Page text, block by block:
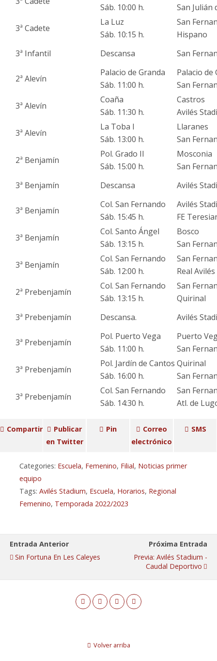
Sáb. 10:00 h.
San Julián
3ª Cadete
La Luz
Sáb. 10:15 h.
San
Hispano
3ª Infantil
Descansa San
2ª Alevín
Palacio de Granda
Sáb. 11:00 h.
Palacio de
San
3ª Alevín
Coaña
Sáb. 11:30 h.
Castros
Avilés
3ª Alevín
La Toba I
Sáb. 13:00 h.
Llaranes
San
2ª Benjamín
Pol. Grado II
Sáb. 15:00 h.
Mosconia
San
3ª Benjamín
Descansa Avilés
3ª Benjamín
Col. San Fernando
Sáb. 15:45 h.
Avilés
FE
3ª Benjamín
Col. Santo Ángel
Sáb. 13:15 h.
Bosco
San
3ª Benjamín
Col. San Fernando
Sáb. 12:00 h.
San
Real Avilés
2ª Prebenjamín
Col. San Fernando
Sáb. 13:15 h.
San
Quirinal
3ª Prebenjamín
Descansa. Avilés
3ª Prebenjamín
Pol. Puerto Vega
Sáb. 11:00 h.
Puerto
San
3ª Prebenjamín
Pol. Jardín de Cantos
Sáb. 16:00 h.
Quirinal
San
3ª Prebenjamín
Col. San Fernando
Sáb. 14:30 h.
San
Atl. de
Compartir
Publicar
en Twitter
Pin
Correo
electrónico
SMS
Categories: Escuela, Femenino, Filial, Noticias primer
equipo
Tags: Avilés Stadium, Escuela, Horarios, Regional
Femenino, Temporada 2022/2023
Entrada Anterior
Sin Fortuna En Les Caleyes
Próxima Entrada
Previa: Avilés Stadium -
Caudal Deportivo
Volver arriba